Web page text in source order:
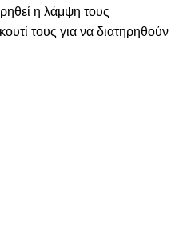
η λάμψη τους
τους για να διατηρηθούν